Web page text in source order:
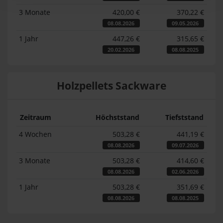
3 Monate 420,00 €
08.08.2026
370,22 €
09.05.2026
1 Jahr 447,26 €
20.02.2026
315,65 €
08.08.2025
Holzpellets Sackware
Zeitraum Höchststand
Tiefststand
4 Wochen
503,28 €
08.08.2026
441,19 €
09.07.2026
3 Monate 503,28 €
08.08.2026
414,60 €
02.06.2026
1 Jahr 503,28 €
08.08.2026
351,69 €
08.08.2025